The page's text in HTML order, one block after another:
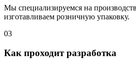
Мы специализируемся на
изготавливаем розничную упаковку.
03
Как проходит разработка